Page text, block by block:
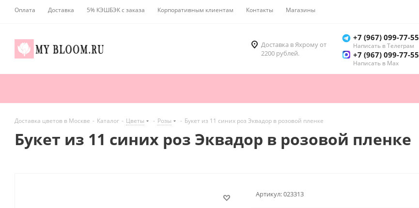
Оплата Доставка 5% КЭШБЭК с заказа Корпоративным клиентам Контакты Магазины
Доставка в Яхрому от
2200 рублей.
+7 (967) 099-77-55
Написать в Телеграм
+7 (967) 099-77-55
Написать в Мах
Доставка цветов в Москве - Каталог - Цветы - Розы - Букет из 11 синих роз Эквадор в розовой пленке
Букет из 11 синих роз Эквадор в розовой пленке
Артикул:023313